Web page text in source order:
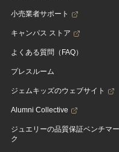
小売業者サポート
キャンパス ストア
よくある質問（FAQ）
プレスルーム
ジェムキッズのウェブサイト
Alumni Collective
ジュエリーの品質保証ベンチマー
ク